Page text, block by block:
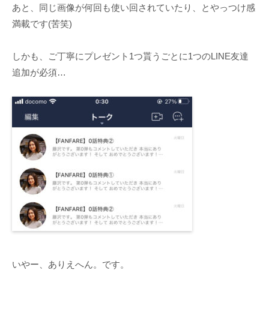
あと、同じ画像が何回も使い回されていたり、とやっつけ感
満載です(苦笑)
しかも、ご丁寧にプレゼント1つ貰うごとに1つのLINE友達
追加が必須…
いやー、ありえへん。です。